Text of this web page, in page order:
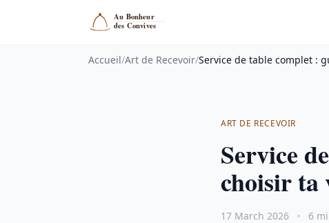
Accueil/Art de Recevoir/Service de table complet :
ART DE RECEVOIR
Service
choisir ta
17 March 2026 6